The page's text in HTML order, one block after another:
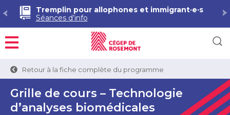
Tremplin pour allophones et immigrant·e·s
Séances d’info
Menu
Retour à la fiche complète du programme
Grille de cours – Technologie
d’analyses biomédicales